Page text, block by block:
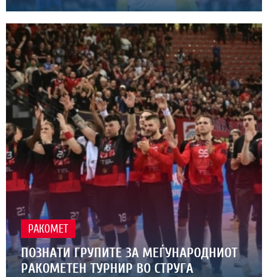
РАКОМЕТ
ПОЗНАТИ ГРУПИТЕ ЗА МЕЃУНАРОДНИОТ
РАКОМЕТЕН ТУРНИР ВО СТРУГА